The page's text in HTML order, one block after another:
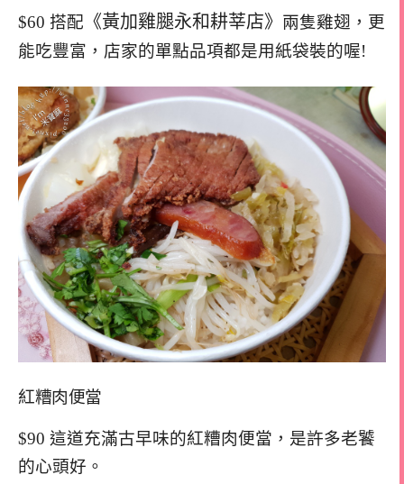
$60 搭配 《黃加雞腿永和耕莘店》 兩隻雞翅，更
能吃豐富，店家的單點品項都是用紙袋裝的喔!
紅糟肉便當
$90 這道充滿古早味的紅糟肉便當，是許多老饕
的心頭好。